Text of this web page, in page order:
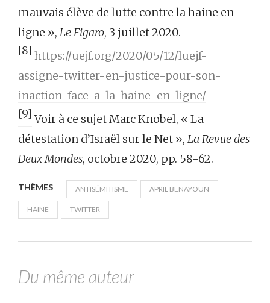
mauvais élève de lutte contre la haine en
ligne », Le Figaro, 3 juillet 2020.
[8] https://uejf.org/2020/05/12/luejf-
assigne-twitter-en-justice-pour-son-
inaction-face-a-la-haine-en-ligne/
[9]Voir à ce sujet Marc Knobel, « La
détestation d’Israël sur le Net », La Revue des
Deux Mondes, octobre 2020, pp. 58-62.
THÈMES ANTISÉMITISME APRIL BENAYOUN
HAINE TWITTER
Du même auteur